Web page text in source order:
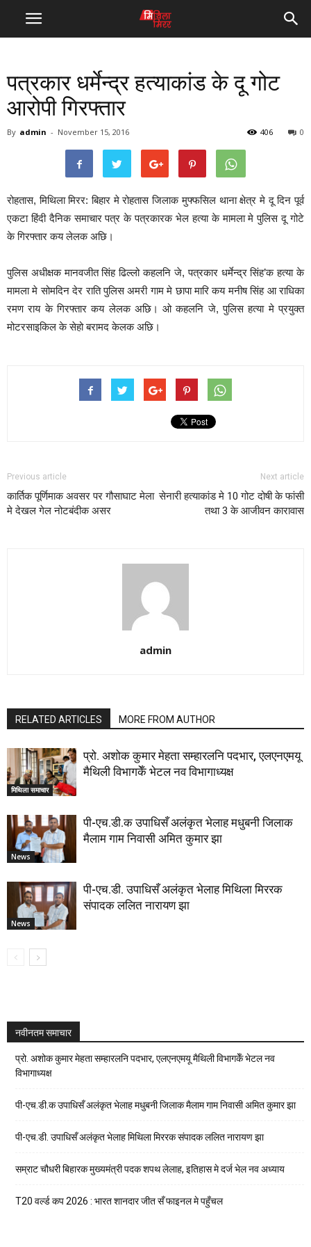
पत्रकार धर्मेन्द्र हत्याकांड के दू गोट
आरोपी गिरफ्तार
By admin - November 15, 2016 0
406
रोहतास, मिथिला मिरर: बिहार मे रोहतास जिलाक मुफ्फसिल थाना क्षेत्र मे दू दिन पूर्व
एकटा हिंदी दैनिक समाचार पत्र के पत्रकारक भेल हत्या के मामला मे पुलिस दू गोटे
के गिरफ्तार कय लेलक अछि।
पुलिस अधीक्षक मानवजीत सिंह ढिल्लो कहलनि जे, पत्रकार धर्मेन्द्र सिंह’क हत्या के
मामला मे सोमदिन देर राति पुलिस अमरी गाम मे छापा मारि कय मनीष सिंह आ राधिका
रमण राय के गिरफ्तार कय लेलक अछि। ओ कहलनि जे, पुलिस हत्या मे प्रयुक्त
मोटरसाइकिल के सेहो बरामद केलक अछि।
Previous article
कार्तिक पूर्णिमाक अवसर पर गौसाघाट मेला
मे देखल गेल नोटबंदीक असर
Next article
सेनारी हत्याकांड मे 10 गोट दोषी के फांसी
तथा 3 के आजीवन कारावास
admin
RELATED ARTICLES MORE FROM AUTHOR
मिथिला समाचार
प्रो. अशोक कुमार मेहता सम्हारलनि पदभार, एलएनएमयू
मैथिली विभागकेँ भेटल नव विभागाध्यक्ष
News
पी-एच.डी.क उपाधिसँ अलंकृत भेलाह मधुबनी जिलाक
मैलाम गाम निवासी अमित कुमार झा
News
पी-एच.डी. उपाधिसँ अलंकृत भेलाह मिथिला मिररक
संपादक ललित नारायण झा
नवीनतम समाचार
प्रो. अशोक कुमार मेहता सम्हारलनि पदभार, एलएनएमयू मैथिली विभागकेँ भेटल नव
विभागाध्यक्ष
पी-एच.डी.क उपाधिसँ अलंकृत भेलाह मधुबनी जिलाक मैलाम गाम निवासी अमित कुमार झा
पी-एच.डी. उपाधिसँ अलंकृत भेलाह मिथिला मिररक संपादक ललित नारायण झा
सम्राट चौधरी बिहारक मुख्यमंत्री पदक शपथ लेलाह, इतिहास मे दर्ज भेल नव अध्याय
T20 वर्ल्ड कप 2026 : भारत शानदार जीत सँ फाइनल मे पहुँचल